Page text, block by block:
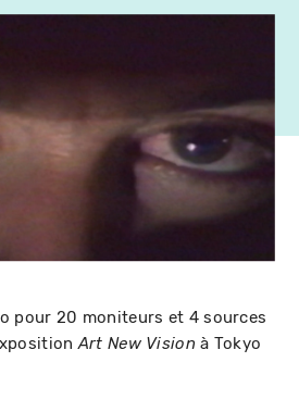
pour 20 moniteurs et 4 sources
Art New Visionà Tokyo